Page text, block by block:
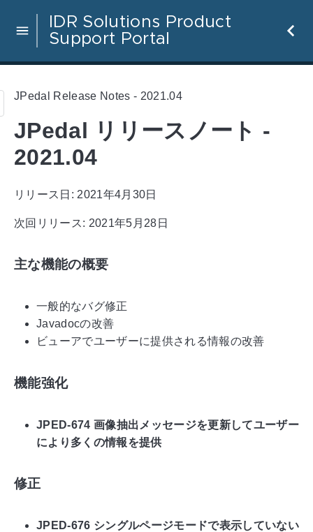
IDR Solutions Product
Support Portal
JPedal Release Notes - 2021.04
JPedal リリースノート -
2021.04
リリース日: 2021年4月30日
次回リリース: 2021年5月28日
主な機能の概要
一般的なバグ修正
Javadocの改善
ビューアでユーザーに提供される情報の改善
機能強化
JPED-674 画像抽出メッセージを更新してユーザー
により多くの情報を提供
修正
JPED-676 シングルページモードで表示していない